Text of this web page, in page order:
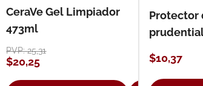
CeraVe Gel Limpiador
473ml
PVP:25,31
$20,25
Protector
$10,37